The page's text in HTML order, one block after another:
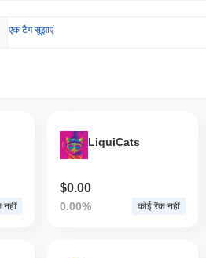
एक टैग सुझाएं
नहीं
LiquiCats
$0.00
0.00% कोई रैंक नहीं